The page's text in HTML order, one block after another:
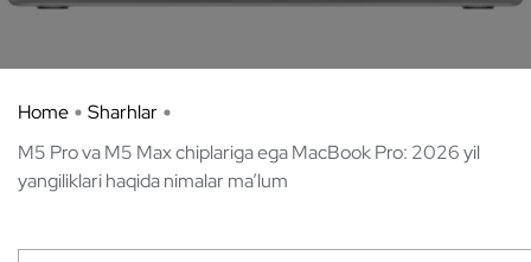
Home
Sharhlar
M5 Pro va M5 Max chiplariga ega MacBook Pro: 2026 yil
yangiliklari haqida nimalar ma’lum